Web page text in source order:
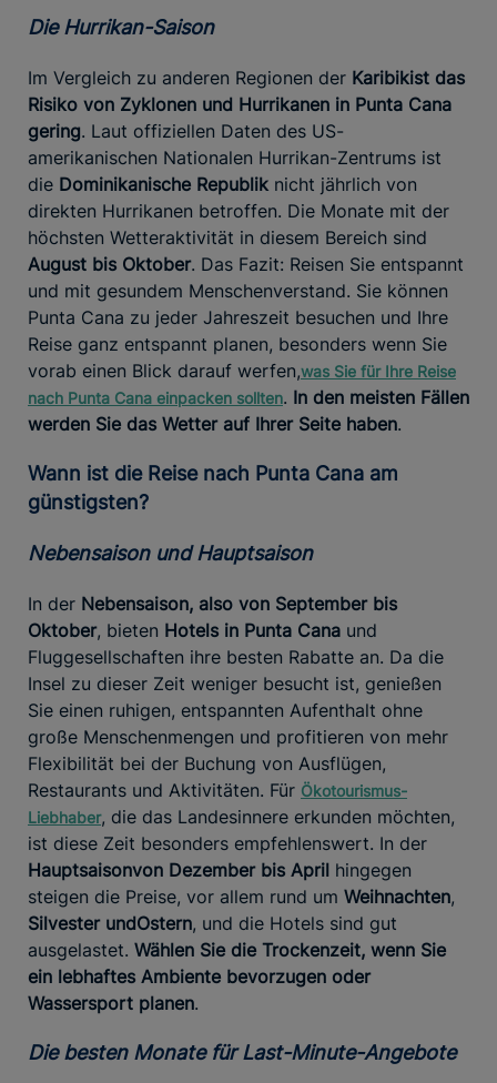
Die Hurrikan-Saison
Im Vergleich zu anderen Regionen der Karibikist das
Risiko von Zyklonen und Hurrikanen in Punta Cana
gering. Laut offiziellen Daten des US-
amerikanischen Nationalen Hurrikan-Zentrums ist
die Dominikanische Republik nicht jährlich von
direkten Hurrikanen betroffen. Die Monate mit der
höchsten Wetteraktivität in diesem Bereich sind
August bis Oktober. Das Fazit: Reisen Sie entspannt
und mit gesundem Menschenverstand. Sie können
Punta Cana zu jeder Jahreszeit besuchen und Ihre
Reise ganz entspannt planen, besonders wenn Sie
vorab einen Blick darauf werfen,was Sie für Ihre Reise
nach Punta Cana einpacken sollten. In den meisten Fällen
werden Sie das Wetter auf Ihrer Seite haben.
Wann ist die Reise nach Punta Cana am
günstigsten?
Nebensaison und Hauptsaison
In der Nebensaison, also von September bis
Oktober, bieten Hotels in Punta Cana und
Fluggesellschaften ihre besten Rabatte an. Da die
Insel zu dieser Zeit weniger besucht ist, genießen
Sie einen ruhigen, entspannten Aufenthalt ohne
große Menschenmengen und profitieren von mehr
Flexibilität bei der Buchung von Ausflügen,
Restaurants und Aktivitäten. Für Ökotourismus-
Liebhaber, die das Landesinnere erkunden möchten,
ist diese Zeit besonders empfehlenswert. In der
Hauptsaisonvon Dezember bis April hingegen
steigen die Preise, vor allem rund um Weihnachten,
Silvester undOstern, und die Hotels sind gut
ausgelastet. Wählen Sie die Trockenzeit, wenn Sie
ein lebhaftes Ambiente bevorzugen oder
Wassersport planen.
Die besten Monate für Last-Minute-Angebote